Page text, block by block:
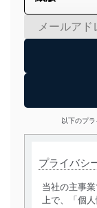
以下のプ
プライバシ
当社の主事
上で、「個